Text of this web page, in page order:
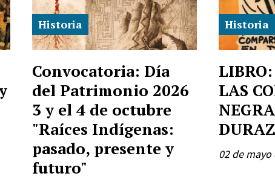
Convocatoria: Día
del Patrimonio 2026
3 y el 4 de octubre
"Raíces Indígenas:
pasado, presente y
futuro"
Historia
LAS
Historia
02 de mayo